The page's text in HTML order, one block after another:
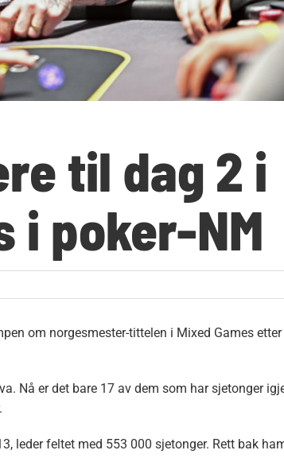
til dag 2 i
i poker-NM
om norgesmester-tittelen i Mixed Games etter
Nå er det bare 17 av dem som har sjetonger
leder feltet med 553 000 sjetonger. Rett bak